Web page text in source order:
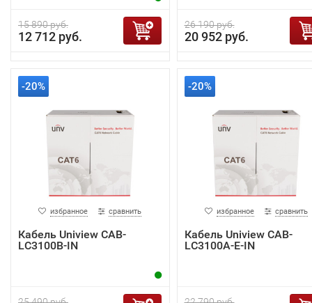
15 890 руб.
12 712 руб.
26 190 руб.
20 952 руб.
-20%
избранное сравнить
Кабель Uniview CAB-
LC3100B-IN
-20%
избранное сравнить
Кабель Uniview CAB-
LC3100A-E-IN